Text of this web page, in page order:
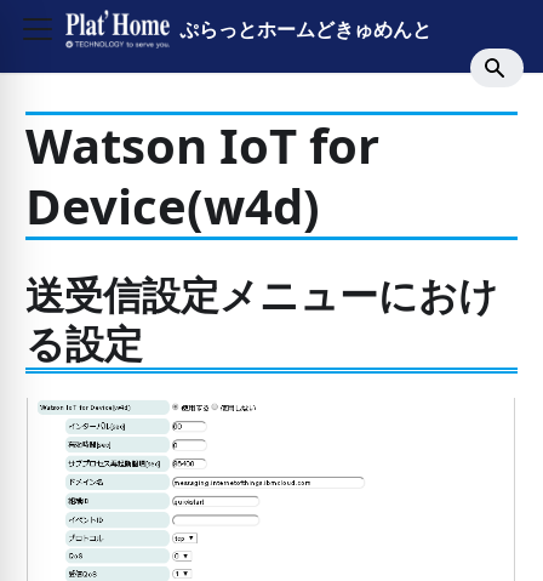
ぷらっとホームどきゅめんと
Watson IoT for
Device(w4d)
送受信設定メニューにおけ
る設定